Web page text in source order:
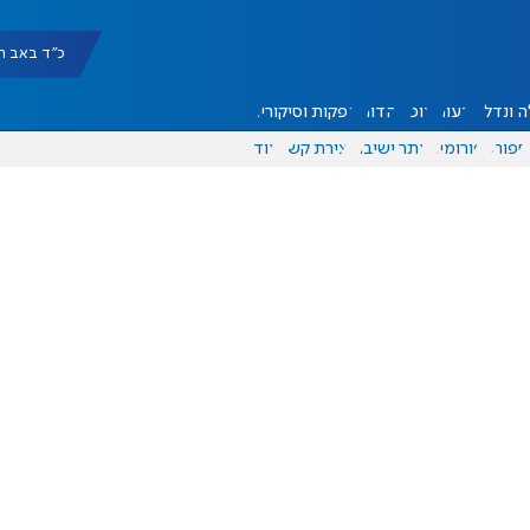
כ"ד באב תשפ"ו
ונדל"ן דעות אוכל יהדות הפקות וסיקורים
ספורט פורומים אתר ישיבה יצירת קשר עוד